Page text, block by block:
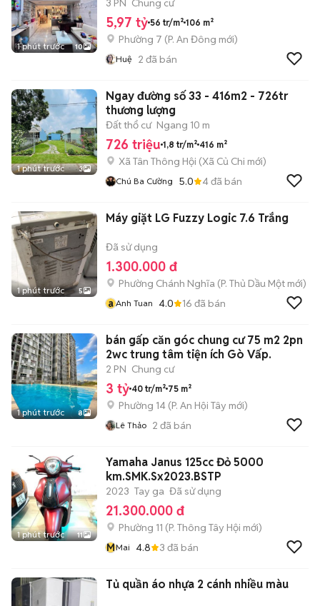
1 phút trước 10
3 PN Chung cư
5,97 tỷ 56 tr/m² 106 m²
Phường 7 (P. An Đông mới)
Huệ 2 đã bán
1 phút trước 3
Ngay đường số 33 - 416m2 - 726tr
thương lượng
Đất thổ cư Ngang 10 m
726 triệu 1,8 tr/m² 416 m²
Xã Tân Thông Hội (Xã Củ Chi mới)
Chú Ba Cường 5.0 4đã bán
1 phút trước 5
Máy giặt LG Fuzzy Logic 7.6 Trắng
Đã sử dụng
1.300.000 đ
Phường Chánh Nghĩa (P. Thủ Dầu Một mới)
a Anh Tuan 4.0 16 đã bán
1 phút trước 8
bán gấp căn góc chung cư 75 m2 2pn
2wc trung tâm tiện ích Gò Vấp.
2 PN Chung cư
3 tỷ 40 tr/m² 75 m²
Phường 14 (P. An Hội Tây mới)
Lê Thảo 2 đã bán
1 phút trước 11
Yamaha Janus 125cc Đỏ 5000
km.SMK.Sx2023.BSTP
2023 Tay ga Đã sử dụng
21.300.000 đ
Phường 11 (P. Thông Tây Hội mới)
MMai 4.8 3 đã bán
Tủ quần áo nhựa 2 cánh nhiều màu